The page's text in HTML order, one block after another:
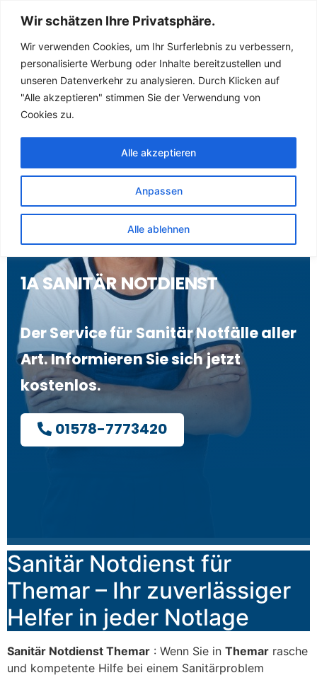
Wir schätzen Ihre Privatsphäre.
Wir verwenden Cookies, um Ihr Surferlebnis zu verbessern,
personalisierte Werbung oder Inhalte bereitzustellen und
unseren Datenverkehr zu analysieren. Durch Klicken auf
"Alle akzeptieren" stimmen Sie der Verwendung von
Cookies zu.
Anpassen
Alle ablehnen
Alle akzeptieren
Sanitär Notdienst
(Klempner) für
Themar
1A SANITÄR NOTDIENST
Der Service für Sanitär Notfälle aller
Art. Informieren Sie sich jetzt
kostenlos.
01578-7773420
Sanitär Notdienst für
Themar – Ihr zuverlässiger
Helfer in jeder Notlage
Sanitär Notdienst Themar : Wenn Sie in Themar rasche
und kompetente Hilfe bei einem Sanitärproblem